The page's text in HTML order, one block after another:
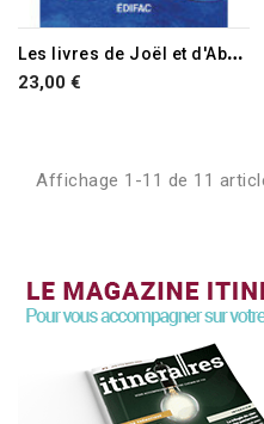
L
es livres de Joël et d'Abdias
23,00 €
Affichage 1-11 de 11